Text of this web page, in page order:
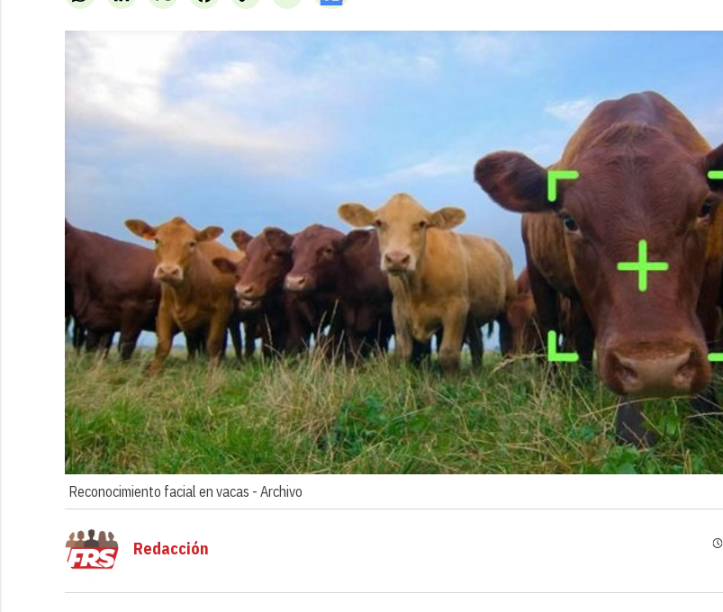
Link
Reconocimiento facial en vacas - Archivo
Redacción